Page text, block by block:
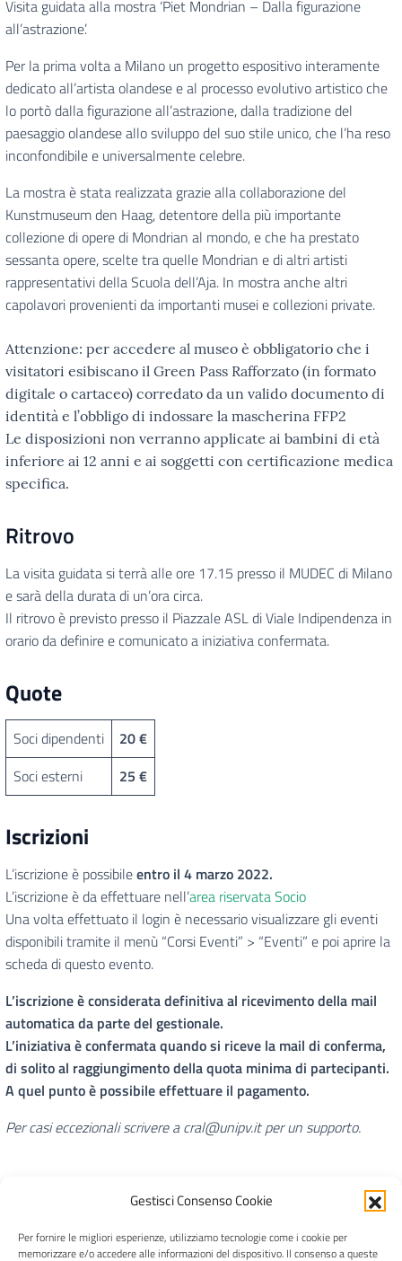
Gestisci Consenso Cookie
Per fornire le migliori esperienze, utilizziamo tecnologie come i cookie per
memorizzare e/o accedere alle informazioni del dispositivo. Il consenso a queste
Visita guidata alla mostra ‘Piet Mondrian – Dalla figurazione
all’astrazione’.
Per la prima volta a Milano un progetto espositivo interamente
dedicato all’artista olandese e al processo evolutivo artistico che
lo portò dalla figurazione all’astrazione, dalla tradizione del
paesaggio olandese allo sviluppo del suo stile unico, che l’ha reso
inconfondibile e universalmente celebre.
La mostra è stata realizzata grazie alla collaborazione del
Kunstmuseum den Haag, detentore della più importante
collezione di opere di Mondrian al mondo, e che ha prestato
sessanta opere, scelte tra quelle Mondrian e di altri artisti
rappresentativi della Scuola dell’Aja. In mostra anche altri
capolavori provenienti da importanti musei e collezioni private.
Attenzione: per accedere al museo è obbligatorio che i
visitatori esibiscano il Green Pass Rafforzato (in formato
digitale o cartaceo) corredato da un valido documento di
identità e l’obbligo di indossare la mascherina FFP2
Le disposizioni non verranno applicate ai bambini di età
inferiore ai 12 anni e ai soggetti con certificazione medica
specifica.
Ritrovo
La visita guidata si terrà alle ore 17.15 presso il MUDEC di Milano
e sarà della durata di un’ora circa.
Il ritrovo è previsto presso il Piazzale ASL di Viale Indipendenza in
orario da definire e comunicato a iniziativa confermata.
Quote
Soci dipendenti
20 €
Soci esterni
25 €
Iscrizioni
L’iscrizione è possibileentro il 4 marzo 2022.
L’iscrizione è da effettuare nell’area riservata Socio
Una volta effettuato il login è necessario visualizzare gli eventi
disponibili tramite il menù “Corsi Eventi” > “Eventi” e poi aprire la
scheda di questo evento.
L’iscrizione è considerata definitiva al ricevimento della mail
automatica da parte del gestionale.
L’iniziativa è confermata quando si riceve la mail di conferma,
di solito al raggiungimento della quota minima di partecipanti.
A quel punto è possibile effettuare il pagamento.
Per casi eccezionali scrivere a cral@unipv.it per un supporto.
CRAL Ateneo Pavia APS